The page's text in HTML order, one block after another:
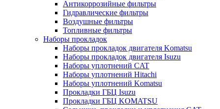
Антикоррозийные фильтры
Гидравлические фильтры
Воздушные фильтры
Топливные фильтры
Наборы прокладок
Наборы прокладок двигателя Komatsu
Наборы прокладок двигателя Isuzu
Наборы уплотнений CAT
Наборы уплотнений Hitachi
Наборы уплотнений Komatsu
Прокладки ГБЦ Isuzu
Прокладки ГБЦ KOMATSU